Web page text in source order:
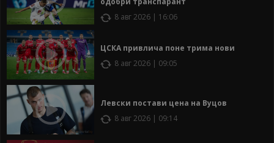
8 авг 2026 | 16:06
ЦСКА привлича поне трима нови
8 авг 2026 | 09:05
Левски постави цена на Вуцов
8 авг 2026 | 09:14